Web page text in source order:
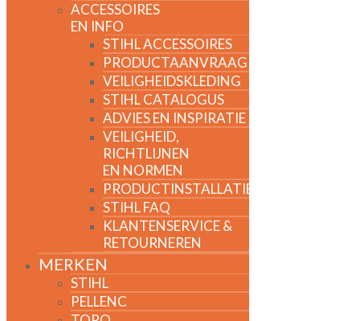
ACCESSOIRES
EN INFO
STIHL ACCESSOIRES
PRODUCTAANVRAAG
VEILIGHEIDSKLEDING
STIHL CATALOGUS
ADVIES EN INSPIRATIE
VEILIGHEID,
RICHTLIJNEN
EN NORMEN
PRODUCTINSTALLATIE
STIHL FAQ
KLANTENSERVICE &
RETOURNEREN
MERKEN
STIHL
PELLENC